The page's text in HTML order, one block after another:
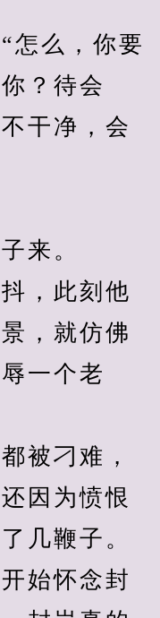
么，你要
？待会
干净，会
来。
，此刻他
，就仿佛
一个老
刁难，
因为愤恨
几鞭子。
始怀念封